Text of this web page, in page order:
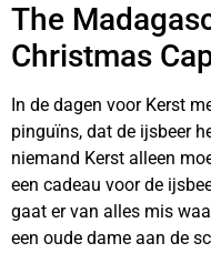
The
Christmas
In de dagen voor Kerst
pinguïns, dat de ijsbeer
niemand Kerst alleen
een cadeau voor de
gaat er van alles mis
een oude dame aan de